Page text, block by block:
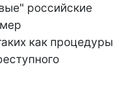
российские
как процедуры